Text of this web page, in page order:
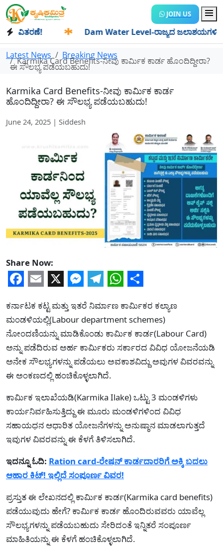
JOIN US
✱ Dam Water Level-ರಾಜ್ಯದ ಜಲಾಶಯಗಳಿಗೆ ಒಂದೇ
Latest News Breaking News
Karmika Card Benefits-ನೀವು ಕಾರ್ಮಿಕ ಕಾರ್ಡ ಹೊಂದಿದ್ದೀರಾ?
ಈ ಸೌಲಭ್ಯ ಪಡೆಯಬಹುದು!
Karmika Card Benefits-ನೀವು ಕಾರ್ಮಿಕ ಕಾರ್ಡ
ಹೊಂದಿದ್ದೀರಾ? ಈ ಸೌಲಭ್ಯ ಪಡೆಯಬಹುದು!
June 24, 2025 | Siddesh
Share Now:
Facebook
Email
X Messenger
Telegram
WhatsApp
Share
ಕರ್ನಾಟಕ ಕಟ್ಟ ಮತ್ತು ಇತರೆ ನಿರ್ಮಾಣ ಕಾರ್ಮಿಕರ ಕಲ್ಯಾಣ
ಮಂಡಳಿಯಲ್ಲಿ(Labour department schemes)
ನೋಂದಣಿಯನ್ನು ಮಾಡಿಕೊಂಡು ಕಾರ್ಮಿಕ ಕಾರ್ಡ(Labour Card)
ಅನ್ನು ಪಡೆದಿರುವ ಅರ್ಹ ಕಾರ್ಮಿಕರು ಸರ್ಕಾರದ ವಿವಿಧ ಯೋಜನೆಯಡಿ
ಅನೇಕ ಸೌಲಭ್ಯಗಳನ್ನು ಪಡೆಯಲು ಅವಕಾಶವಿದ್ದು ಅವುಗಳ ವಿವರವನ್ನು
ಈ ಅಂಕಣದಲ್ಲಿ ಹಂಚಿಕೊಳ್ಳಲಾಗಿದೆ.
ಕಾರ್ಮಿಕ ಇಲಾಖೆಯಡಿ(Karmika Ilake) ಒಟ್ಟು 3 ಮಂಡಳಿಗಳು
ಕಾರ್ಯನಿರ್ವಹಿಸುತ್ತಿದ್ದು ಈ ಮೂರು ಮಂಡಳಿಗಳಿಂದ ವಿವಿಧ
ಸಹಾಯಧನ ಆಧಾರಿತ ಯೋಜನೆಗಳನ್ನು ಅನುಷ್ಠಾನ ಮಾಡಲಾಗುತ್ತದೆ
ಇವುಗಳ ವಿವರವನ್ನು ಈ ಕೆಳಗೆ ತಿಳಿಸಲಾಗಿದೆ.
ಇದನ್ನೂ ಓದಿ: Ration card-ರೇಷನ್ ಕಾರ್ಡದಾರರಿಗೆ ಅಕ್ಕಿ ಬದಲು
ಆಹಾರ ಕಿಟ್! ಇಲ್ಲಿದೆ ಸಂಪೂರ್ಣ ವಿವರ!
ಪ್ರಸ್ತುತ ಈ ಲೇಖನದಲ್ಲಿ ಕಾರ್ಮಿಕ ಕಾರ್ಡ(Karmika card benefits)
ಪಡೆಯುವುದು ಹೇಗೆ? ಕಾರ್ಮಿಕ ಕಾರ್ಡ ಹೊಂದಿರುವವರು ಯಾವೆಲ್ಲ
ಸೌಲಭ್ಯಗಳನ್ನು ಪಡೆಯಬಹುದು ಸೇರಿದಂತೆ ಇನ್ನಿತರೆ ಸಂಪೂರ್ಣ
ಮಾಹಿತಿಯನ್ನು ಈ ಕೆಳಗೆ ಹಂಚಿಕೊಳ್ಳಲಾಗಿದೆ.